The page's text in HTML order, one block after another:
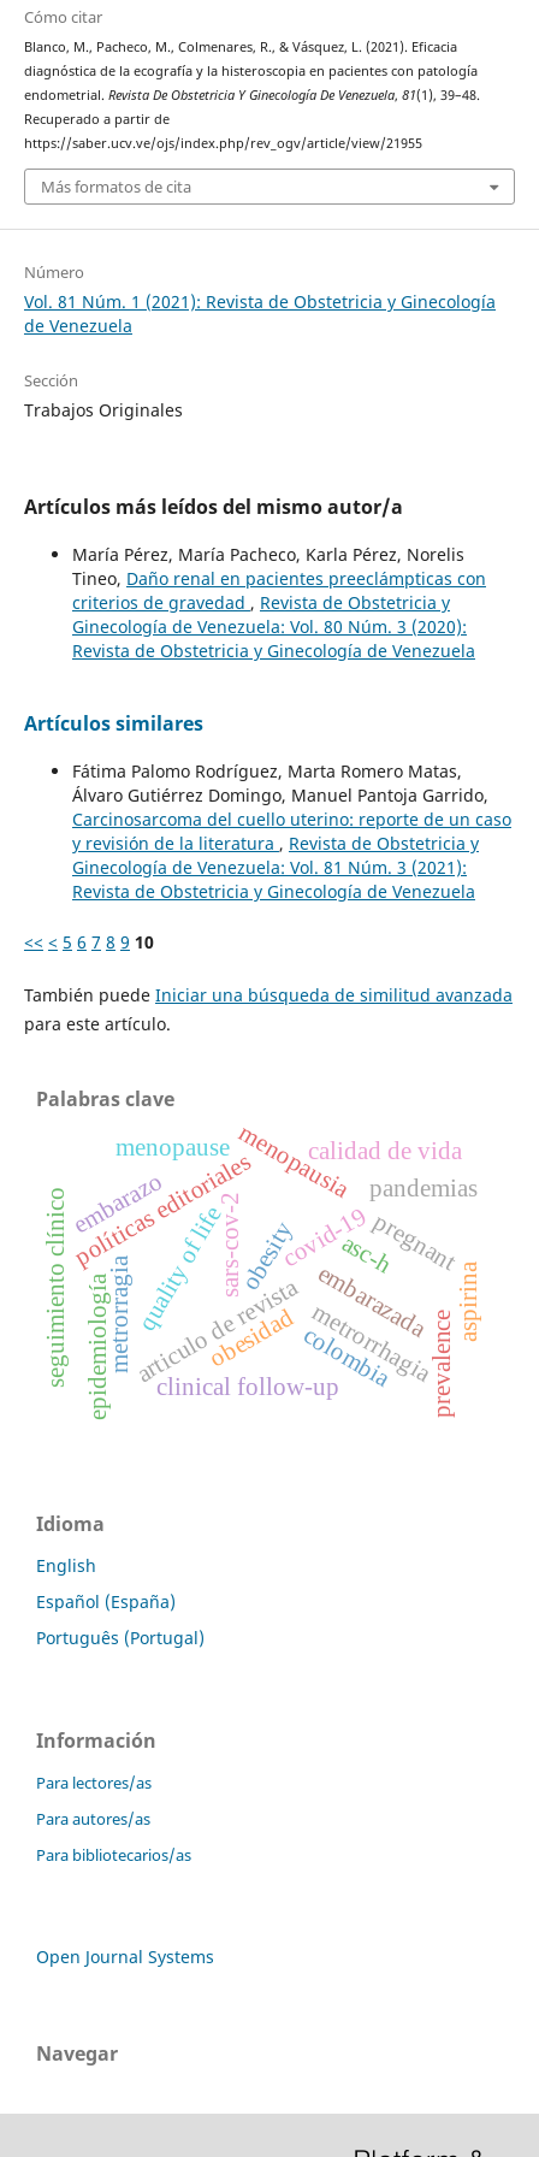
Cómo citar
Blanco, M., Pacheco, M., Colmenares, R., & Vásquez, L. (2021). Eficacia
diagnóstica de la ecografía y la histeroscopia en pacientes con patología
endometrial. Revista De Obstetricia Y Ginecología De Venezuela, 81(1), 39–48.
Recuperado a partir de
https://saber.ucv.ve/ojs/index.php/rev_ogv/article/view/21955
Más formatos de cita
Número
Vol. 81 Núm. 1 (2021): Revista de Obstetricia y Ginecología
de Venezuela
Sección
Trabajos Originales
Artículos más leídos del mismo autor/a
María Pérez, María Pacheco, Karla Pérez, Norelis
Tineo, Daño renal en pacientes preeclámpticas con
criterios de gravedad , Revista de Obstetricia y
Ginecología de Venezuela: Vol. 80 Núm. 3 (2020):
Revista de Obstetricia y Ginecología de Venezuela
Artículos similares
Fátima Palomo Rodríguez, Marta Romero Matas,
Álvaro Gutiérrez Domingo, Manuel Pantoja Garrido,
Carcinosarcoma del cuello uterino: reporte de un caso
y revisión de la literatura , Revista de Obstetricia y
Ginecología de Venezuela: Vol. 81 Núm. 3 (2021):
Revista de Obstetricia y Ginecología de Venezuela
<< < 5 6 7 8 9 10
También puede Iniciar una búsqueda de similitud avanzada
para este artículo.
Palabras clave
covid-19
sars-cov-2
embarazada
pregnant
articulo de revista
políticas editoriales
obesidad
menopausiacalidad de vida
obesity
menopause
quality of life asc-h
seguimiento clínico clinical follow-up
metrorragia metrorrhagia
pandemias
epidemiología aspirina
colombia prevalence
embarazo
Idioma
English
Español (España)
Português (Portugal)
Información
Para lectores/as
Para autores/as
Para bibliotecarios/as
Open Journal Systems
Navegar